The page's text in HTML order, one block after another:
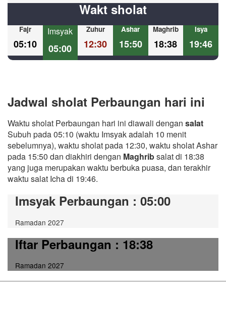
Wakt sholat
Fajr
05:10
Imsyak
05:00
Zuhur
12:30
Ashar
15:50
Maghrib
18:38
Isya
19:46
Jadwal sholat Perbaungan hari ini
Waktu sholat Perbaungan hari ini diawali dengan salat
Subuh pada 05:10 (waktu Imsyak adalah 10 menit
sebelumnya), waktu sholat pada 12:30, waktu sholat Ashar
pada 15:50 dan diakhiri dengan Maghribsalat di 18:38
yang juga merupakan waktu berbuka puasa, dan terakhir
waktu salat Icha di 19:46.
Imsyak Perbaungan : 05:00
Ramadan 2027
Iftar Perbaungan: 18:38
Ramadan 2027